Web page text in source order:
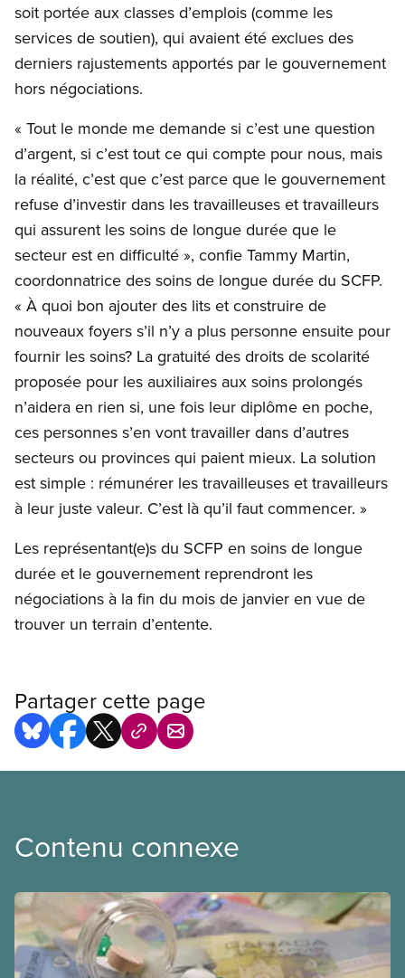
soit portée aux classes d’emplois (comme les
services de soutien), qui avaient été exclues des
derniers rajustements apportés par le gouvernement
hors négociations.
« Tout le monde me demande si c’est une question
d’argent, si c’est tout ce qui compte pour nous, mais
la réalité, c’est que c’est parce que le gouvernement
refuse d’investir dans les travailleuses et travailleurs
qui assurent les soins de longue durée que le
secteur est en difficulté », confie Tammy Martin,
coordonnatrice des soins de longue durée du SCFP.
« À quoi bon ajouter des lits et construire de
nouveaux foyers s’il n’y a plus personne ensuite pour
fournir les soins? La gratuité des droits de scolarité
proposée pour les auxiliaires aux soins prolongés
n’aidera en rien si, une fois leur diplôme en poche,
ces personnes s’en vont travailler dans d’autres
secteurs ou provinces qui paient mieux. La solution
est simple : rémunérer les travailleuses et travailleurs
à leur juste valeur. C’est là qu’il faut commencer. »
Les représentant(e)s du SCFP en soins de longue
durée et le gouvernement reprendront les
négociations à la fin du mois de janvier en vue de
trouver un terrain d’entente.
Partager cette page
Contenu connexe